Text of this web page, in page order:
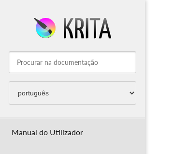
Manual do Utilizador